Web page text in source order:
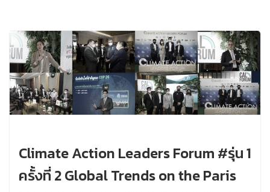
Climate Action Leaders Forum #รุ่น 1
ครั้งที่ 2 Global Trends on the Paris